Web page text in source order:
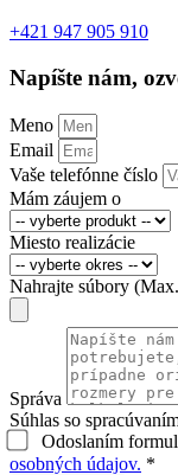
+421 947 905 910
Napíšte nám,
Meno
Email
Vaše telefónne číslo
Mám záujem o
Miesto realizácie
Nahrajte súbory
Správa
Súhlas so
Odoslaním
osobných údajov. *